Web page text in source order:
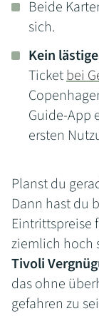
Beide
sich.
Kein
Ticketbei
Guide-App
ersten
Planst du
Dann hast du
Eintrittspreise
ziemlich hoch
Tivoli
das ohne
gefahren zu